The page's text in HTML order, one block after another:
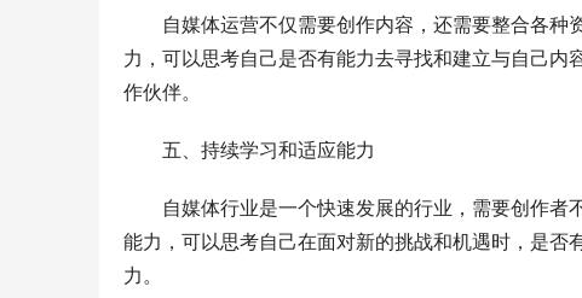
自媒体运营不仅需要创作内容，还需要整合各
力，可以思考自己是否有能力去寻找和建立与自己
作伙伴。
五、持续学习和适应能力
自媒体行业是一个快速发展的行业，需要创作
能力，可以思考自己在面对新的挑战和机遇时，是
力。